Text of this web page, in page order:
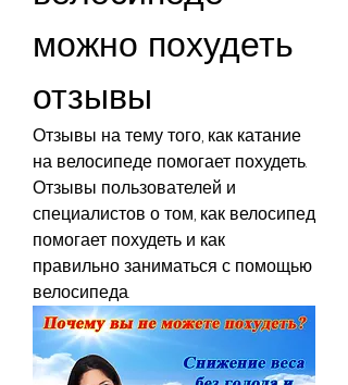
можно похудеть
отзывы
Отзывы на тему того, как катание
на велосипеде помогает похудеть.
Отзывы пользователей и
специалистов о том, как велосипед
помогает похудеть и как
правильно заниматься с помощью
велосипеда.